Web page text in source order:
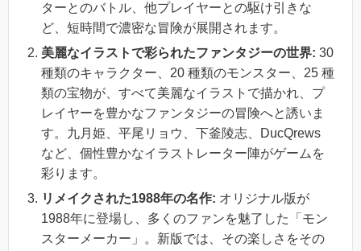
ターとのバトル、他プレイヤーとの駆け引きな
ど、短時間で濃密な冒険が展開されます。
美麗なイラストで彩られたファンタジーの世界: 30
種類のキャラクター、20 種類のモンスター、25 種
類の宝物が、すべて美麗なイラストで描かれ、プ
レイヤーを豊かなファンタジーの冒険へと誘いま
す。九月姫、平尾リョウ、下釜陵志、DucQrews
など、個性豊かなイラストレーター陣がゲームを
彩ります。
リメイクされた1988年の名作: オリジナル版が
1988年に登場し、多くのファンを魅了した「モン
スターメーカー」。新版では、その楽しさをその